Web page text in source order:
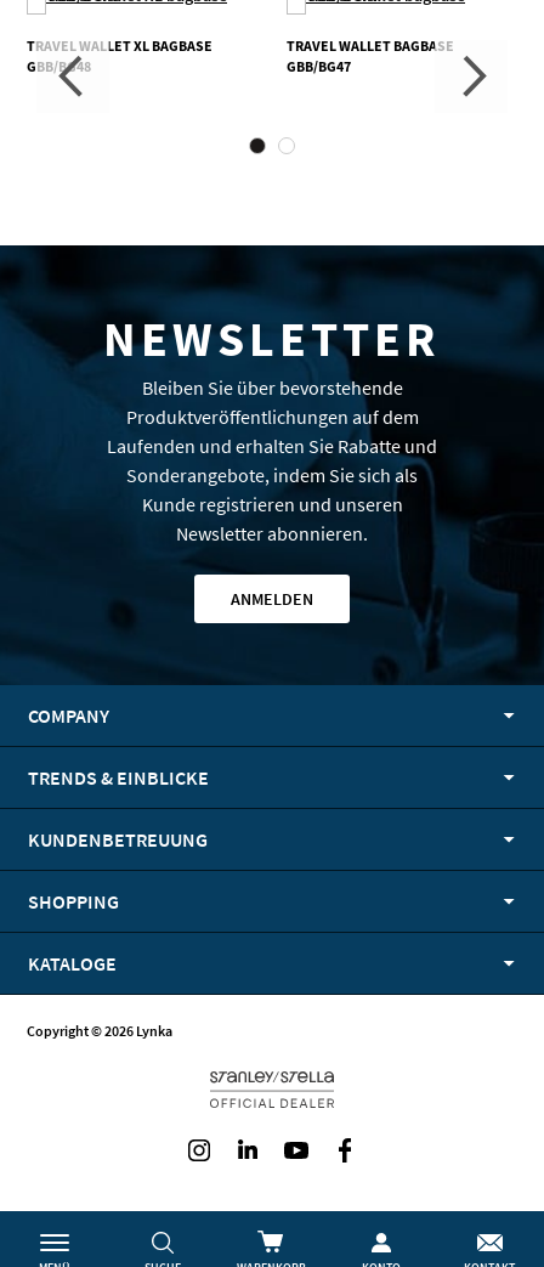
TRAVEL WALLET XL BAGBASE
GBB/BG48
TRAVEL WALLET BAGBASE
GBB/BG47
NEWSLETTER
Bleiben Sie über bevorstehende
Produktveröffentlichungen auf dem
Laufenden und erhalten Sie Rabatte und
Sonderangebote, indem Sie sich als
Kunde registrieren und unseren
Newsletter abonnieren.
ANMELDEN
COMPANY
TRENDS & EINBLICKE
KUNDENBETREUUNG
SHOPPING
KATALOGE
Copyright © 2026 Lynka